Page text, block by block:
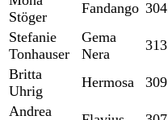
Stöger
Fandango 304
Stefanie
Tonhauser
Gema
Nera
313
Britta
Uhrig
Hermosa 309
Andrea